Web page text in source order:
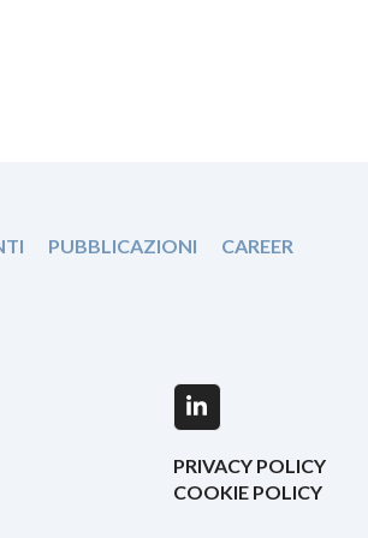
PUBBLICAZIONI CAREER
LinkedIn
PRIVACY POLICY
COOKIE POLICY